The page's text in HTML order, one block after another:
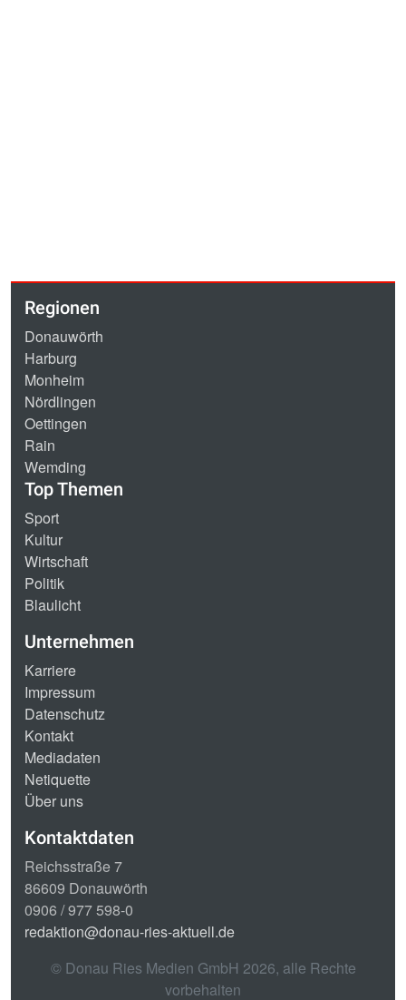
Regionen
Donauwörth
Harburg
Monheim
Nördlingen
Oettingen
Rain
Wemding
Top Themen
Sport
Kultur
Wirtschaft
Politik
Blaulicht
Unternehmen
Karriere
Impressum
Datenschutz
Kontakt
Mediadaten
Netiquette
Über uns
Kontaktdaten
Reichsstraße 7
86609 Donauwörth
0906 / 977 598-0
redaktion@donau-ries-aktuell.de
© Donau Ries Medien GmbH 2026, alle Rechte
vorbehalten